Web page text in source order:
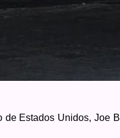
de Estados Unidos, Joe